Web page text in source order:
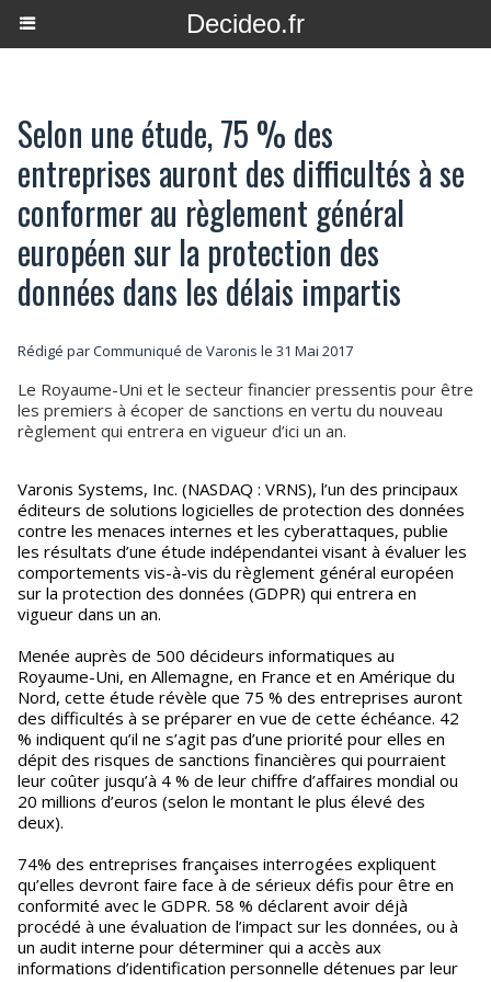
Decideo.fr
Selon une étude, 75 % des
entreprises auront des difficultés à se
conformer au règlement général
européen sur la protection des
données dans les délais impartis
Rédigé par Communiqué de Varonis le 31 Mai 2017
Le Royaume-Uni et le secteur financier pressentis pour être
les premiers à écoper de sanctions en vertu du nouveau
règlement qui entrera en vigueur d’ici un an.
Varonis Systems, Inc. (NASDAQ : VRNS), l’un des principaux
éditeurs de solutions logicielles de protection des données
contre les menaces internes et les cyberattaques, publie
les résultats d’une étude indépendantei visant à évaluer les
comportements vis-à-vis du règlement général européen
sur la protection des données (GDPR) qui entrera en
vigueur dans un an.
Menée auprès de 500 décideurs informatiques au
Royaume-Uni, en Allemagne, en France et en Amérique du
Nord, cette étude révèle que 75 % des entreprises auront
des difficultés à se préparer en vue de cette échéance. 42
% indiquent qu’il ne s’agit pas d’une priorité pour elles en
dépit des risques de sanctions financières qui pourraient
leur coûter jusqu’à 4 % de leur chiffre d’affaires mondial ou
20 millions d’euros (selon le montant le plus élevé des
deux).
74% des entreprises françaises interrogées expliquent
qu’elles devront faire face à de sérieux défis pour être en
conformité avec le GDPR. 58 % déclarent avoir déjà
procédé à une évaluation de l’impact sur les données, ou à
un audit interne pour déterminer qui a accès aux
informations d’identification personnelle détenues par leur